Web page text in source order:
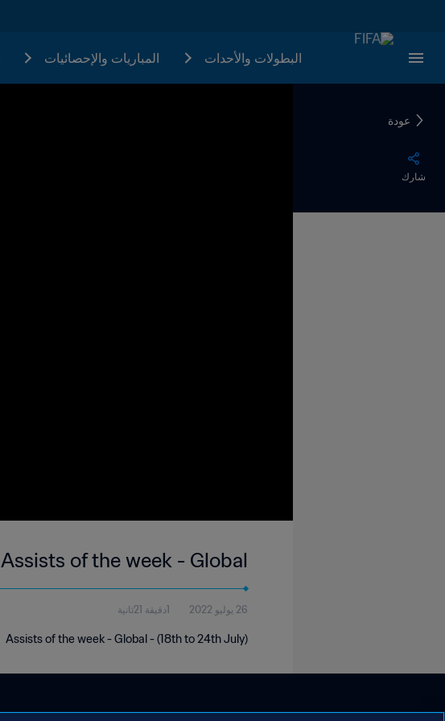
البطولات والأحدات المباريات والإحصائيات
عودة
شارك
Assists of the week - Global
26 يوليو 2022 1دقيقة 21ثانية
Assists of the week - Global - (18th to 24th July)